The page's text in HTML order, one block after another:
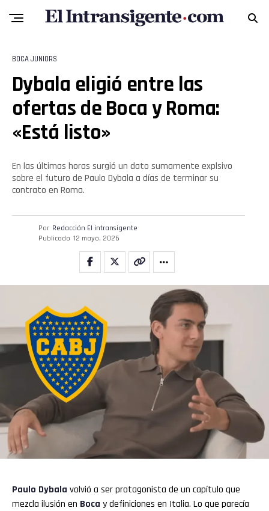
BOCA JUNIORS
Dybala eligió entre las
ofertas de Boca y Roma:
«Está listo»
En las últimas horas surgió un dato sumamente explsivo
sobre el futuro de Paulo Dybala a días de terminar su
contrato en Roma.
Por Redacción El intransigente
Publicado 12 mayo, 2026
Paulo Dybala volvió a ser protagonista de un capítulo que
mezcla ilusión en Boca y definiciones en Italia. Lo que parecía